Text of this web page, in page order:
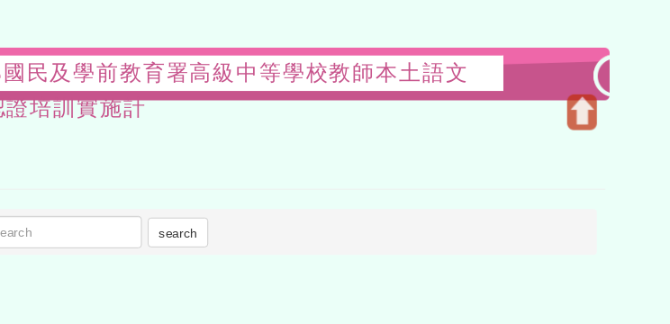
民及學前教育署高級中等學校教師本土語文
證培訓實施計
search